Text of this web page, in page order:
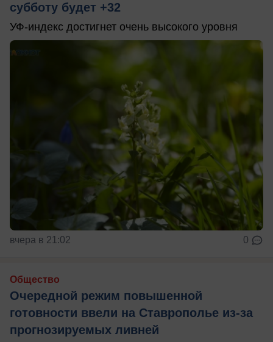
субботу будет +32
УФ-индекс достигнет очень высокого уровня
вчера в 21:02 0
Общество
Очередной режим повышенной
готовности ввели на Ставрополье из-за
прогнозируемых ливней